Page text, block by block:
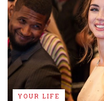
YOUR LIFE